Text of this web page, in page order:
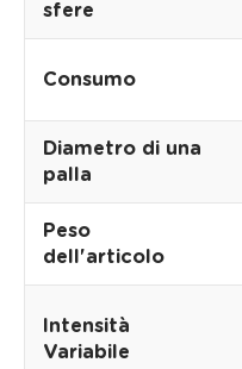
sfere
Consumo
Diametro di una
palla
Peso
dell'articolo
Intensità
Variabile